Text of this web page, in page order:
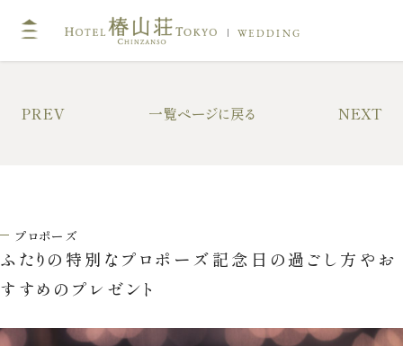
WEDDING
神社挙式
プロポーズ
ふたりの特別なプロポーズ記念日の過ごし方やお
すすめのプレゼント
PREV 一覧ページに戻る NEXT